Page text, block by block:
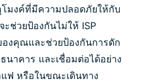
โมงค์ที่มีความปลอดภัยให้กับ
ช่วยป้องกันไม่ให้ ISP
งคุณและช่วยป้องกันการดัก
นาคาร และเชื่อมต่อได้อย่าง
ฟ หรือในขณะเดินทาง